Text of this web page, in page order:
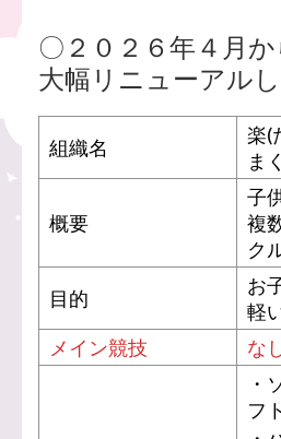
〇２０２６年４月
大幅リニューアル
組織名
楽(
ま
概要
子
複
ク
目的
お
軽
メイン競技
な
・
フ